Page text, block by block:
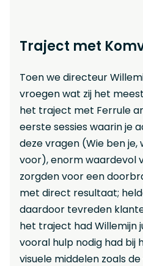
Traject met
Toen we directeur
vroegen wat zij het
het traject met Ferrule
eerste sessies waarin je
deze vragen (Wie ben
voor), enorm waardevol
zorgden voor een
met direct resultaat;
daardoor tevreden
het traject had Willemijn
vooral hulp nodig had bij
visuele middelen zoals